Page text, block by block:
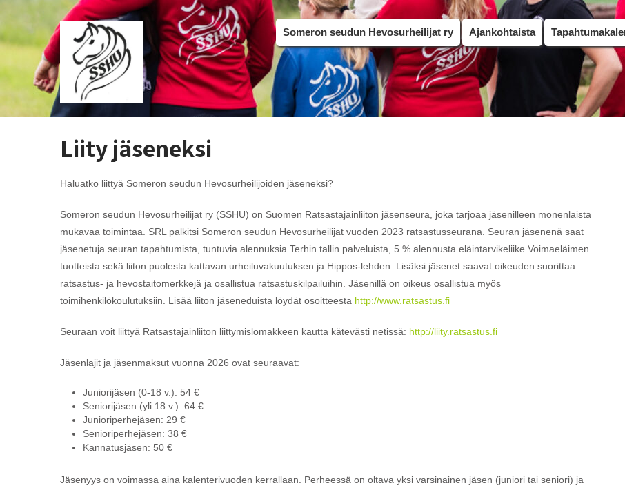
Someron seudun Hevosurheilijat ry Ajankohtaista
Liity jäseneksi
Haluatko liittyä Someron seudun Hevosurheilijoiden jäseneksi?
Someron seudun Hevosurheilijat ry (SSHU) on Suomen Ratsastajainliiton jäsenseura, joka tarjoaa jäsenilleen monenlaista
mukavaa toimintaa. SRL palkitsi Someron seudun Hevosurheilijat vuoden 2023 ratsastusseurana. Seuran jäsenenä saat
jäsenetuja seuran tapahtumista, tuntuvia alennuksia Terhin tallin palveluista, 5 % alennusta eläintarvikeliike Voimaeläimen
tuotteista sekä liiton puolesta kattavan urheiluvakuutuksen ja Hippos-lehden. Lisäksi jäsenet saavat oikeuden suorittaa
ratsastus- ja hevostaitomerkkejä ja osallistua ratsastuskilpailuihin. Jäsenillä on oikeus osallistua myös
toimihenkilökoulutuksiin. Lisää liiton jäseneduista löydät osoitteesta http://www.ratsastus.fi
Seuraan voit liittyä Ratsastajainliiton liittymislomakkeen kautta kätevästi netissä: http://liity.ratsastus.fi
Jäsenlajit ja jäsenmaksut vuonna 2026 ovat seuraavat:
Juniorijäsen (0-18 v.): 54 €
Seniorijäsen (yli 18 v.): 64 €
Junioriperhejäsen: 29 €
Senioriperhejäsen: 38 €
Kannatusjäsen: 50 €
Jäsenyys on voimassa aina kalenterivuoden kerrallaan. Perheessä on oltava yksi varsinainen jäsen (juniori tai seniori) ja